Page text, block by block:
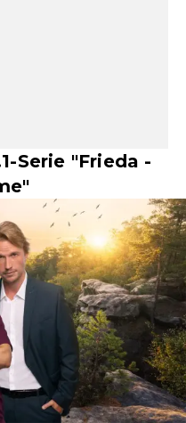
Serie "Frieda -